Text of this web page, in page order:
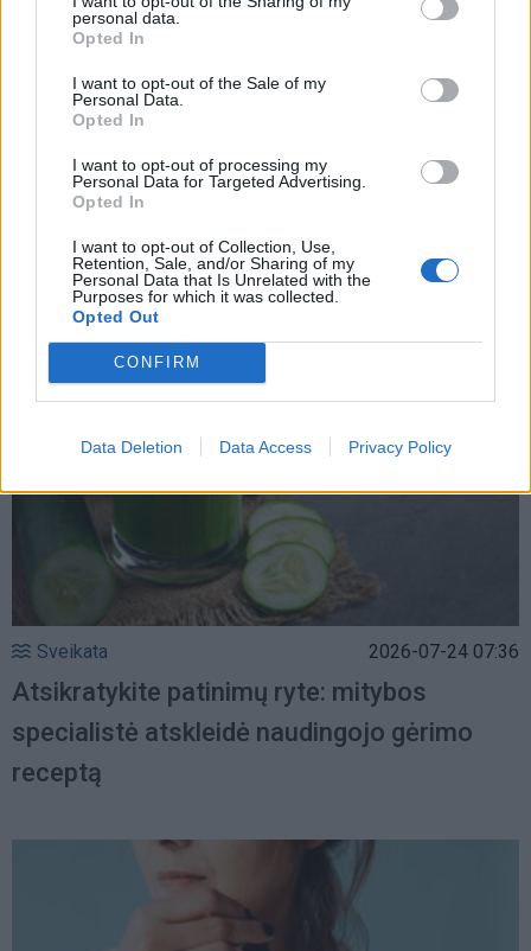
personal data.
Opted In
I want to opt-out of the Sale of my
Personal Data.
Opted In
I want to opt-out of processing my
Personal Data for Targeted Advertising.
Opted In
I want to opt-out of Collection, Use,
Retention, Sale, and/or Sharing of my
Personal Data that Is Unrelated with the
Purposes for which it was collected.
Opted Out
CONFIRM
Data Deletion Data Access Privacy Policy
Sveikata 2026-07-25 15:34
Lietuvoje šiemet fiksuojama mažiau erkinio
encefalito ir Laimo ligos atvejų
Sveikata 2026-07-24 07:36
Atsikratykite patinimų ryte: mitybos
specialistė atskleidė naudingojo gėrimo
receptą